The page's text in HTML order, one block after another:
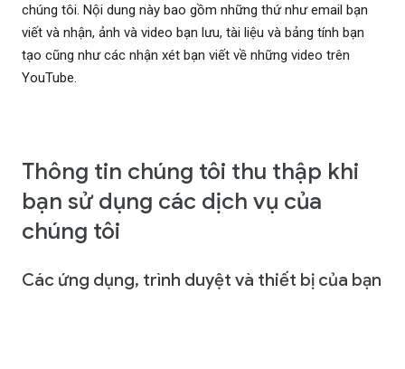
chúng tôi. Nội dung này bao gồm những thứ như email bạn
viết và nhận, ảnh và video bạn lưu, tài liệu và bảng tính bạn
tạo cũng như các nhận xét bạn viết về những video trên
YouTube.
Thông tin chúng tôi thu thập khi
bạn sử dụng các dịch vụ của
chúng tôi
Các ứng dụng, trình duyệt và thiết bị của bạn